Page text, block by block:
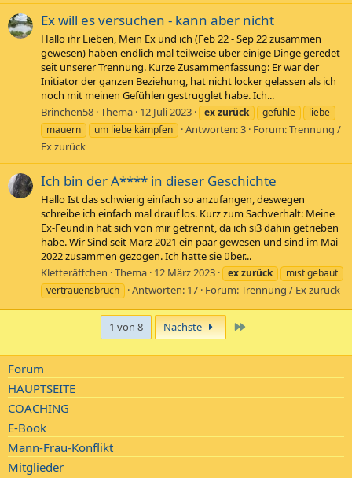
Ex will es versuchen - kann aber nicht
Hallo ihr Lieben, Mein Ex und ich (Feb 22 - Sep 22 zusammen
gewesen) haben endlich mal teilweise über einige Dinge geredet
seit unserer Trennung. Kurze Zusammenfassung: Er war der
Initiator der ganzen Beziehung, hat nicht locker gelassen als ich
noch mit meinen Gefühlen gestrugglet habe. Ich...
Brinchen58 Thema 12 Juli 2023 exzurück gefühle
liebe
mauern
um liebe kämpfen Antworten: 3 Forum:Trennung /
Ex zurück
Ich bin der A**** in dieser Geschichte
Hallo Ist das schwierig einfach so anzufangen, deswegen
schreibe ich einfach mal drauf los. Kurz zum Sachverhalt: Meine
Ex-Feundin hat sich von mir getrennt, da ich si3 dahin getrieben
habe. Wir Sind seit März 2021 ein paar gewesen und sind im Mai
2022 zusammen gezogen. Ich hatte sie über...
Kletteräffchen Thema 12 März 2023 exzurück
mist gebaut
vertrauensbruch
Antworten: 17 Forum:Trennung / Ex zurück
1 von 8 Nächste
Forum
HAUPTSEITE
COACHING
E-Book
Mann-Frau-Konflikt
Mitglieder